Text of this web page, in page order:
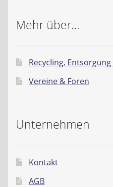
Mehr über…
Recycling,
Vereine & Foren
Unternehmen
Kontakt
AGB